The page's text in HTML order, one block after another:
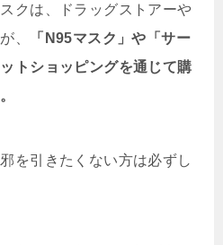
クは、ドラッグストアーや
、
「N95マスク」や「サー
トショッピングを通じて購
を引きたくない方は必ずし